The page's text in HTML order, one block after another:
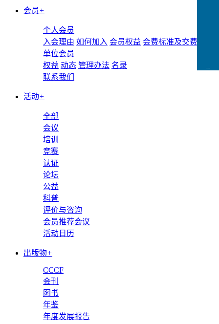
会员+
个人会员
入会理由 如何加入 会员权益 会费标准及交费方式
单位会员
权益 动态 管理办法 名录
联系我们
活动+
全部
会议
培训
竞赛
认证
论坛
公益
科普
评价与咨询
会员推荐会议
活动日历
出版物+
CCCF
会刊
图书
年鉴
年度发展报告